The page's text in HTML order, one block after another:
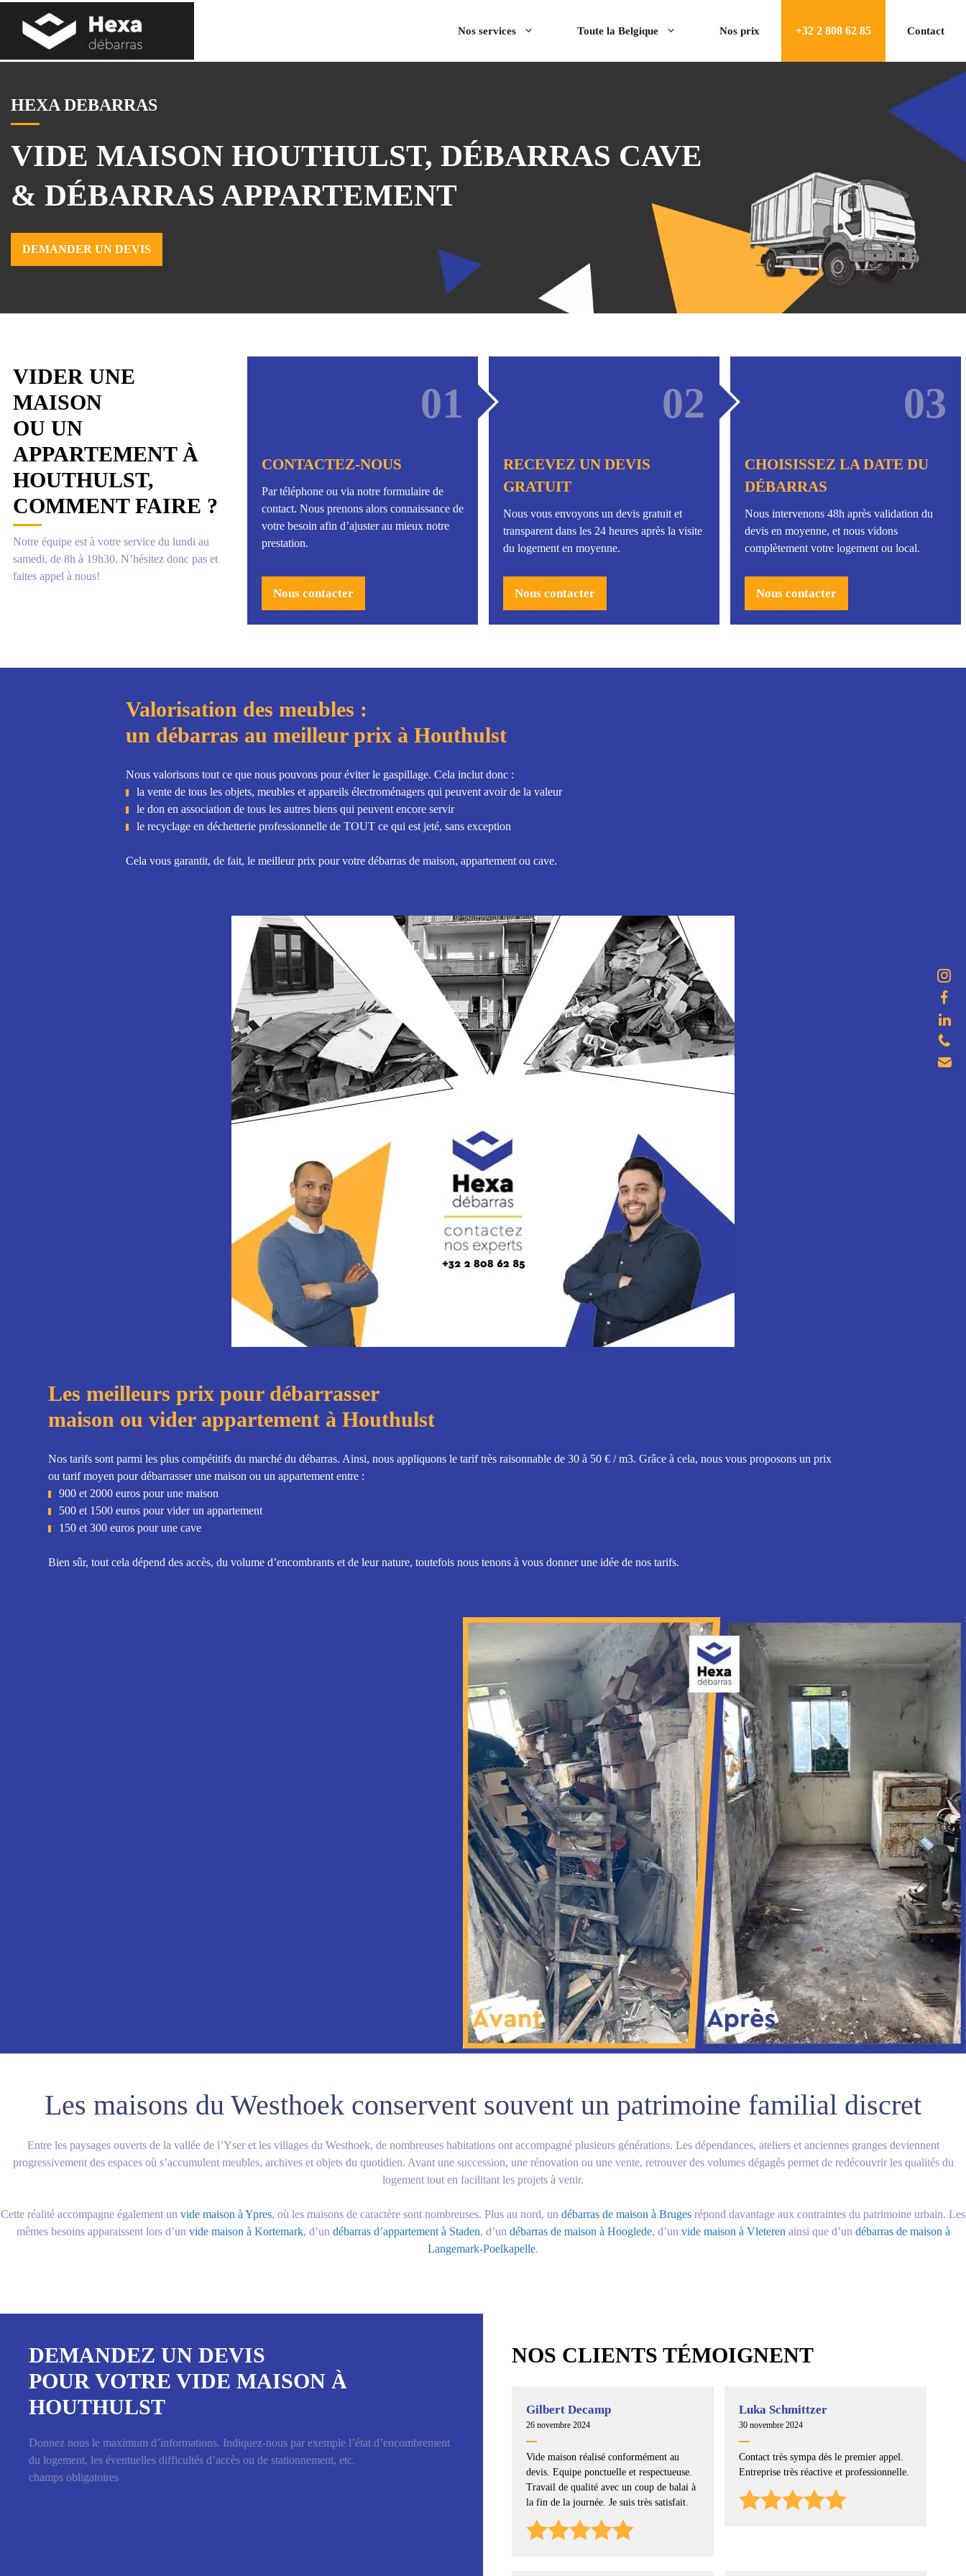
contenu
Nos services Toute la Belgique Nos prix +32 2 808 62 85 Contact
HEXA DEBARRAS
VIDE MAISON HOUTHULST, DÉBARRAS CAVE
& DÉBARRAS APPARTEMENT
DEMANDER UN DEVIS
VIDER UNE
MAISON
OU UN
APPARTEMENT À
HOUTHULST,
COMMENT FAIRE ?
Notre équipe est à votre service du lundi au
samedi, de 8h à 19h30. N’hésitez donc pas et
faites appel à nous!
01
CONTACTEZ-NOUS
Par téléphone ou via notre formulaire de
contact. Nous prenons alors connaissance de
votre besoin afin d’ajuster au mieux notre
prestation.
Nous contacter
02
RECEVEZ UN DEVIS
GRATUIT
Nous vous envoyons un devis gratuit et
transparent dans les 24 heures après la visite
du logement en moyenne.
Nous contacter
03
CHOISISSEZ LA DATE DU
DÉBARRAS
Nous intervenons 48h après validation du
devis en moyenne, et nous vidons
complètement votre logement ou local.
Nous contacter
Valorisation des meubles :
un débarras au meilleur prix à Houthulst
Nous valorisons tout ce que nous pouvons pour éviter le gaspillage. Cela inclut donc :
la vente de tous les objets, meubles et appareils électroménagers qui peuvent avoir de la valeur
le don en association de tous les autres biens qui peuvent encore servir
le recyclage en déchetterie professionnelle de TOUT ce qui est jeté, sans exception
Cela vous garantit, de fait, le meilleur prix pour votre débarras de maison, appartement ou cave.
Les meilleurs prix pour débarrasser
maison ou vider appartement à Houthulst
Nos tarifs sont parmi les plus compétitifs du marché du débarras. Ainsi, nous appliquons le tarif très raisonnable de 30 à 50 € / m3. Grâce à cela, nous vous proposons un prix
ou tarif moyen pour débarrasser une maison ou un appartement entre :
900 et 2000 euros pour une maison
500 et 1500 euros pour vider un appartement
150 et 300 euros pour une cave
Bien sûr, tout cela dépend des accès, du volume d’encombrants et de leur nature, toutefois nous tenons à vous donner une idée de nos tarifs.
Les maisons du Westhoek conservent souvent un patrimoine familial discret
Entre les paysages ouverts de la vallée de l’Yser et les villages du Westhoek, de nombreuses habitations ont accompagné plusieurs générations. Les dépendances, ateliers et anciennes granges deviennent
progressivement des espaces où s’accumulent meubles, archives et objets du quotidien. Avant une succession, une rénovation ou une vente, retrouver des volumes dégagés permet de redécouvrir les qualités du
logement tout en facilitant les projets à venir.
Cette réalité accompagne également un vide maison à Ypres, où les maisons de caractère sont nombreuses. Plus au nord, un débarras de maison à Bruges répond davantage aux contraintes du patrimoine urbain. Les
mêmes besoins apparaissent lors d’un vide maison à Kortemark, d’un débarras d’appartement à Staden, d’un débarras de maison à Hooglede, d’un vide maison à Vleteren ainsi que d’un débarras de maison à
Langemark-Poelkapelle.
DEMANDEZ UN DEVIS
POUR VOTRE VIDE MAISON À
HOUTHULST
Donnez nous le maximum d’informations. Indiquez-nous par exemple l’état d’encombrement
du logement, les éventuelles difficultés d’accès ou de stationnement, etc.
champs obligatoires
NOS CLIENTS TÉMOIGNENT
Gilbert Decamp
26 novembre 2024
Vide maison réalisé conformément au
devis. Equipe ponctuelle et respectueuse.
Travail de qualité avec un coup de balai à
la fin de la journée. Je suis très satisfait.
Luka Schmittzer
30 novembre 2024
Contact très sympa dès le premier appel.
Entreprise très réactive et professionnelle.